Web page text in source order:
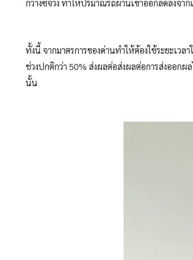
กว่างซีจ้วง ทำให้ปริมาณรถผ่านเข้าออกลดลงจ
ทั้งนี้ จากมาตรการของด่านทำให้ต้องใช้ระยะเว
ช่วงปกติกว่า 50% ส่งผลต่อส่งผลต่อการส่งออกผ
นั้น